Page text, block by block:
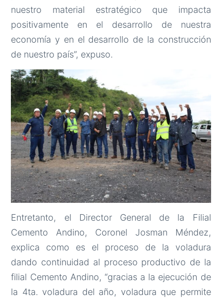
nuestro material estratégico que impacta
positivamente en el desarrollo de nuestra
economía y en el desarrollo de la construcción
de nuestro país”, expuso.
Entretanto, el Director General de la Filial
Cemento Andino, Coronel Josman Méndez,
explica como es el proceso de la voladura
dando continuidad al proceso productivo de la
filial Cemento Andino, “gracias a la ejecución de
la 4ta. voladura del año, voladura que permite